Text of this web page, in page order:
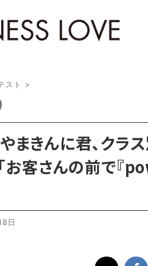
スト >
まきんに君、クラ
お客さんの前で『
日